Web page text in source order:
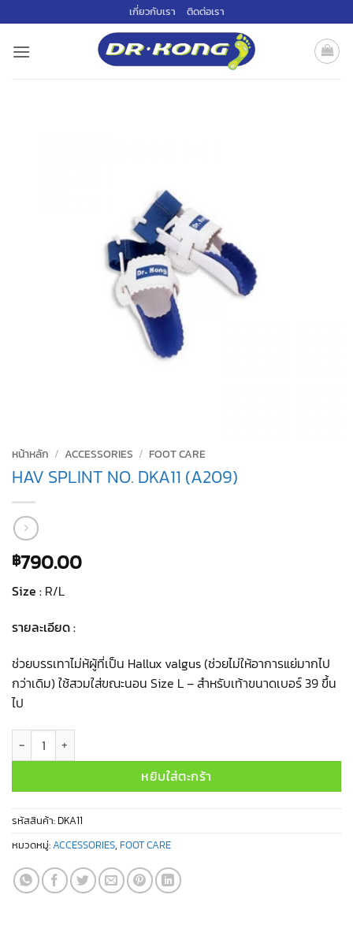
ไป
เกี่ยวกับเรา ติดต่อเรา
หน้าหลัก / ACCESSORIES / FOOT CARE
HAV SPLINT NO. DKA11 (A209)
฿790.00
Size : R/L
รายละเอียด :
ช่วยบรรเทาไม่ห้ผู้ที่เป็น Hallux valgus (ช่วยไม่ให้อาการแย่มากไป
กว่าเดิม) ใช้สวมใส่ขณะนอน Size L – สำหรับเท้าขนาดเบอร์ 39 ขึ้น
ไป
จำนวน HAV SPLINT NO. DKA11 (A209) ชิ้น
หยิบใส่ตะกร้า
รหัสสินค้า: DKA11
หมวดหมู่:ACCESSORIES, FOOT CARE